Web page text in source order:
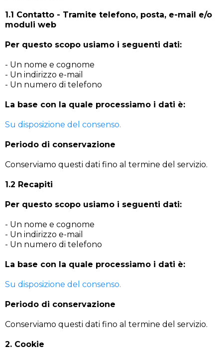
1.1 Contatto - Tramite telefono, posta, e-mail e/o
moduli web
Per questo scopo usiamo i seguenti dati:
- Un nome e cognome
- Un indirizzo e-mail
- Un numero di telefono
La base con la quale processiamo i dati è:
Su disposizione del consenso.
Periodo di conservazione
Conserviamo questi dati fino al termine del servizio.
1.2 Recapiti
Per questo scopo usiamo i seguenti dati:
- Un nome e cognome
- Un indirizzo e-mail
- Un numero di telefono
La base con la quale processiamo i dati è:
Su disposizione del consenso.
Periodo di conservazione
Conserviamo questi dati fino al termine del servizio.
2. Cookie